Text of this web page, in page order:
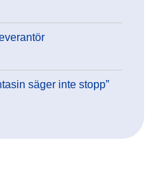
säger inte stopp”